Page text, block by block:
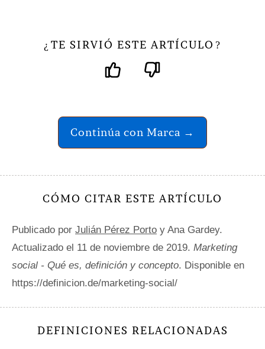
¿ TE SIRVIÓ ESTE ARTÍCULO ?
Continúa con Marca →
CÓMO CITAR ESTE ARTÍCULO
Publicado por Julián Pérez Porto y Ana Gardey.
Actualizado el 11 de noviembre de 2019. Marketing
social - Qué es, definición y concepto. Disponible en
https://definicion.de/marketing-social/
DEFINICIONES RELACIONADAS